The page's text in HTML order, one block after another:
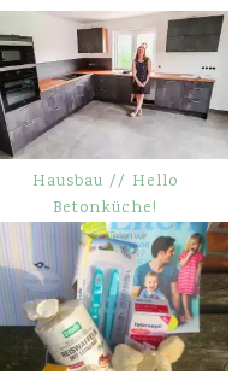
Hausbau // Hello
Betonküche!